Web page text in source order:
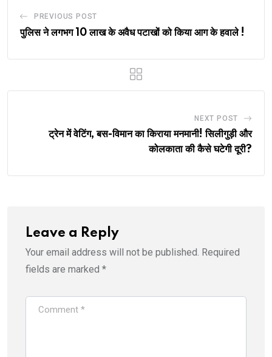
PREVIOUS POST
पुलिस ने लगभग 10 लाख के अवैध पटाखों को किया आग के हवाले !
NEXT POST
ट्रेन में वेटिंग, बस-विमान का किराया मनमानी! सिलीगुड़ी और
कोलकाता की कैसे घटेगी दूरी?
Leave a Reply
Your email address will not be published. Required
fields are marked *